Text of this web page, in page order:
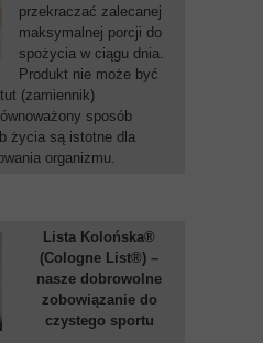
przekraczać zalecanej
maksymalnej porcji do
spożycia w ciągu dnia.
Produkt nie może być
(zamiennik)
sposób
życia są istotne dla
organizmu.
Lista Kolońska®
(Cologne List®) –
nasze dobrowolne
zobowiązanie do
czystego sportu